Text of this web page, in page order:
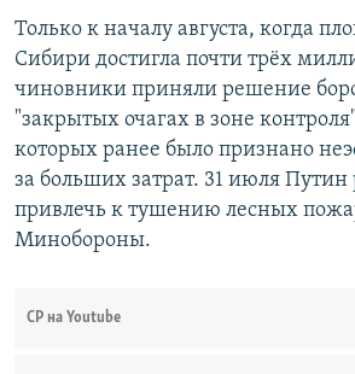
Только к началу августа, когда
Сибири достигла почти трёх
чиновники приняли решение
"закрытых очагах в зоне
которых ранее было признано
за больших затрат. 31 июля Путин
привлечь к тушению лесных
Минобороны.
СР на Youtube